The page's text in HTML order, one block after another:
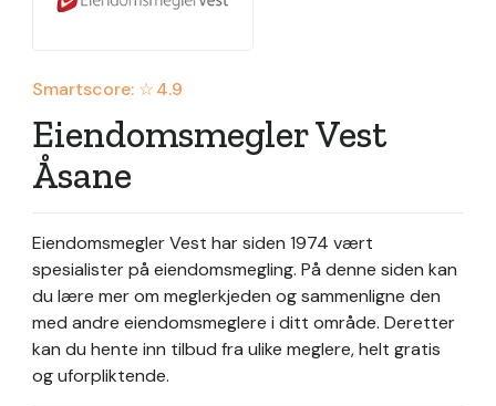
Smartscore: ☆4.9
Eiendomsmegler Vest
Åsane
Eiendomsmegler Vest har siden 1974 vært
spesialister på eiendomsmegling. På denne siden kan
du lære mer om meglerkjeden og sammenligne den
med andre eiendomsmeglere i ditt område. Deretter
kan du hente inn tilbud fra ulike meglere, helt gratis
og uforpliktende.